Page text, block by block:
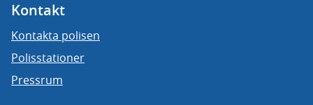
Kontakt
Kontakta polisen
Polisstationer
Pressrum